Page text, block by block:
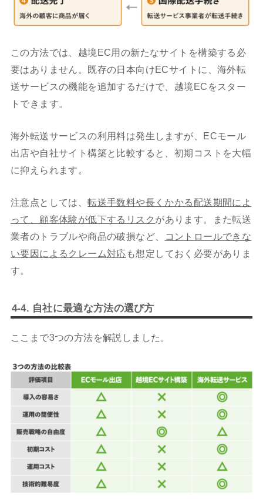
この方法では、越境EC用の新たなサイトを構築する必
要はありません。既存の日本向けECサイトに、海外転
送サービスの機能を追加するだけで、越境ECをスター
トできます。
海外転送サービスの利用料は発生しますが、ECモール
出店や自社サイト構築と比較すると、初期コストを大幅
に抑えられます。
注意点としては、転送手数料や長くかかる配送期間によ
って、顧客体験が低下するリスク があります。また転送
業者のトラブルや商品の破損など、
コントロールできな
い要因によるクレーム対応 も想定しておく必要がありま
す。
4-4. 自社に最適な方法の選び方
ここまで3つの方法を解説しました。